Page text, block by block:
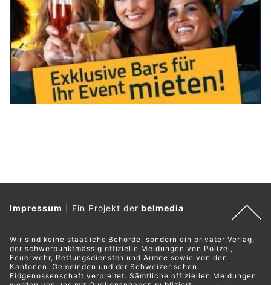
Impressum Ein Projekt derbelmedia
Wir sind keine staatliche Behörde, sondern ein privater Verlag,
der schwerpunktmässig offizielle Meldungen von Polizei,
Feuerwehr, Rettungsdiensten und Armee sowie von den
Kantonen, Gemeinden und der Schweizerischen
Eidgenossenschaft verbreitet. Sämtliche offiziellen Meldungen